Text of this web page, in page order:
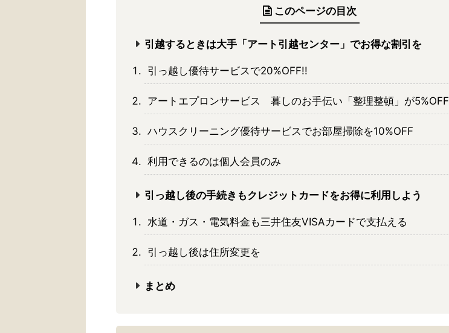
このページの目次
引越するときは大手「アート引越センター」でお得な割引を
引っ越し優待サービスで20%OFF!!
アートエプロンサービス 暮しのお手伝い「整理整頓」が5%OFF
ハウスクリーニング優待サービスでお部屋掃除を10%OFF
利用できるのは個人会員のみ
引っ越し後の手続きもクレジットカードをお得に利用しよう
水道・ガス・電気料金も三井住友VISAカードで支払える
引っ越し後は住所変更を
まとめ